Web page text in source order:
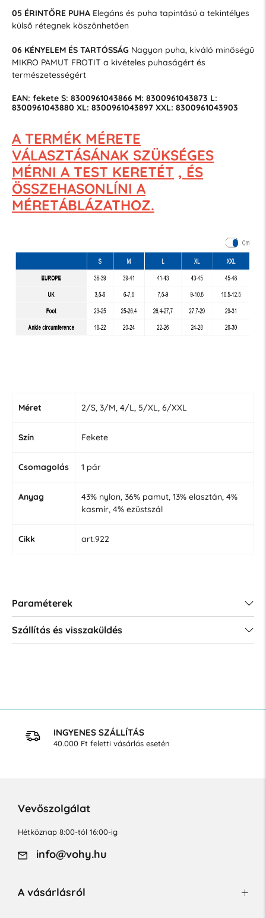
05 ÉRINTŐRE PUHAElegáns és puha tapintású a tekintélyes
külső rétegnek köszönhetően
06 KÉNYELEM ÉS TARTÓSSÁGNagyon puha, kiváló minőségű
MIKRO PAMUT FROTIT a kivételes puhaságért és
természetességért
EAN: fekete S: 8300961043866 M: 8300961043873 L:
8300961043880 XL: 8300961043897 XXL: 8300961043903
A TERMÉK MÉRETE
VÁLASZTÁSÁNAK SZÜKSÉGES
MÉRNI A TEST KERETÉT , ÉS
ÖSSZEHASONLÍNI A
MÉRETÁBLÁZATHOZ.
Méret 2/S, 3/M, 4/L, 5/XL, 6/XXL
Szín Fekete
Csomagolás 1 pár
Anyag
43% nylon, 36% pamut, 13% elasztán, 4%
kasmír, 4% ezüstszál
Cikk art.922
Paraméterek
Szállítás és visszaküldés
INGYENES SZÁLLÍTÁS
40.000 Ft feletti vásárlás esetén
Vevőszolgálat
Hétköznap 8:00-tól 16:00-ig
info@vohy.hu
A vásárlásról